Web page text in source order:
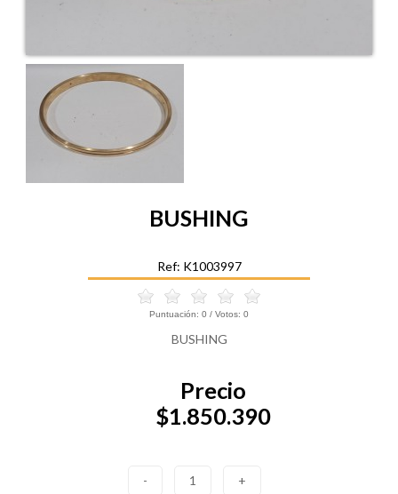
BUSHING
Ref: K1003997
Puntuación: 0 / Votos: 0
BUSHING
Precio
$1.850.390
- 1 +